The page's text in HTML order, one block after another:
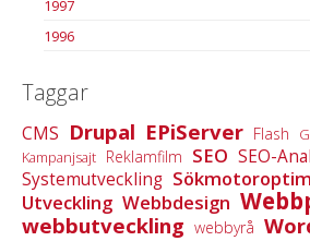
1997
1996
Taggar
CMS Drupal EPiServer Flash
Kampanjsajt Reklamfilm SEO SEO-
Systemutveckling
Utveckling Webbdesign
webbutveckling webbyrå